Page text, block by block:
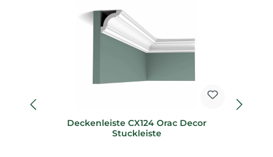
Deckenleiste CX124 Orac Decor
Stuckleiste